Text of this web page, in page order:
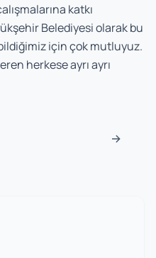
katkı
Belediyesi olarak bu
için çok mutluyuz.
herkese ayrı ayrı
→